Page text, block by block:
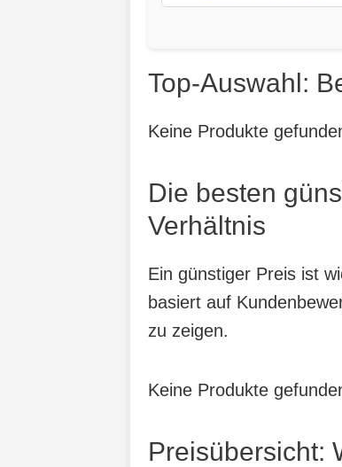
Top-Auswahl:
Keine Produkte
Die besten
Verhältnis
Ein günstiger Preis ist
basiert auf
zu zeigen.
Keine Produkte
Preisübersicht: